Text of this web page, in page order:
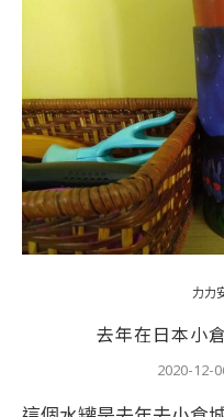
力力
去年在日本小
2020-12-